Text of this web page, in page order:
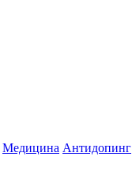
Медицина Антидопинг